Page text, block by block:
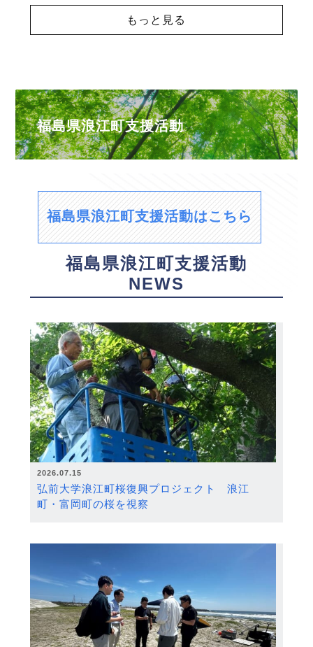
もっと見る
福島県浪江町支援活動
福島県浪江町支援活動はこちら
福島県浪江町支援活動
NEWS
2026.07.15
弘前大学浪江町桜復興プロジェクト 浪江
町・富岡町の桜を視察